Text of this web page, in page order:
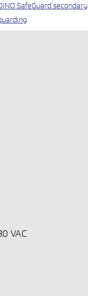
SafeGuard secondary
VAC